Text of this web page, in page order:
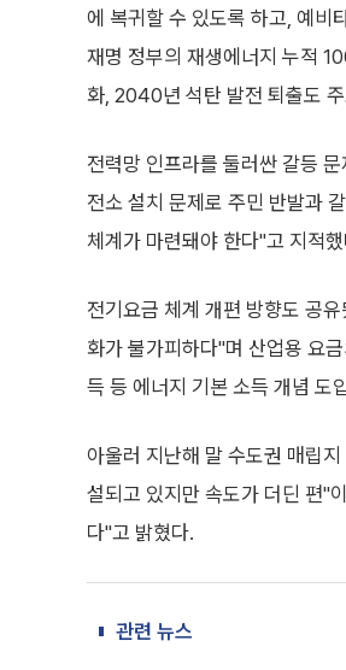
에 복귀할 수 있도록 하고, 예비
재명 정부의 재생에너지 누적
화, 2040년 석탄 발전 퇴출도
전력망 인프라를 둘러싼 갈등
전소 설치 문제로 주민 반발과
체계가 마련돼야 한다"고 지적
전기요금 체계 개편 방향도 공
화가 불가피하다"며 산업용 요
득 등 에너지 기본 소득 개념 도
아울러 지난해 말 수도권 매립
설되고 있지만 속도가 더딘 편"
다"고 밝혔다.
관련 뉴스